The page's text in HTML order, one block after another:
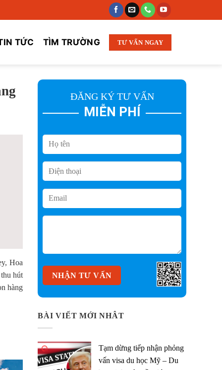
TỨC TÌM TRƯỜNG TƯ VẤN NGAY
Hoa
hút
hàng
ĐĂNG KÝ TƯ VẤN
MIỄN PHÍ
BÀI VIẾT MỚI NHÂT
Tạm dừng tiếp nhận phỏng
vấn visa du học Mỹ – Du